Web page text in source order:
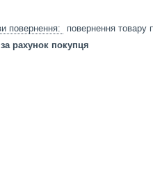
повернення товару
за рахунок покупця